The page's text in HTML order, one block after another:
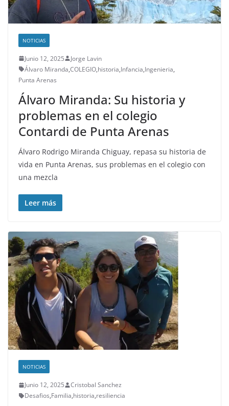
NOTICIAS
Junio 12, 2025
Jorge Lavin
Álvaro Miranda,COLEGIO,historia,Infancia,Ingenieria,
Punta Arenas
Álvaro Miranda: Su historia y
problemas en el colegio
Contardi de Punta Arenas
Álvaro Rodrigo Miranda Chiguay, repasa su historia de
vida en Punta Arenas, sus problemas en el colegio con
una mezcla
Leer más
NOTICIAS
Junio 12, 2025
Cristobal Sanchez
Desafios,Familia,historia,resiliencia